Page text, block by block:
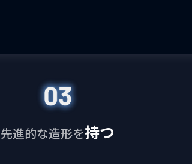
先進的な造形を持つ